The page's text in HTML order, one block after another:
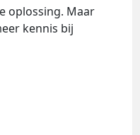
oplossing. Maar
kennis bij